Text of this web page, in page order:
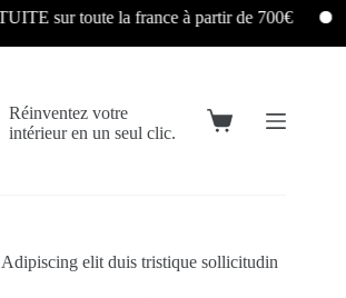
sur toute la france à partir de 700€
Réinventez votre
intérieur en un seul clic.
Adipiscing elit duis tristique sollicitudin